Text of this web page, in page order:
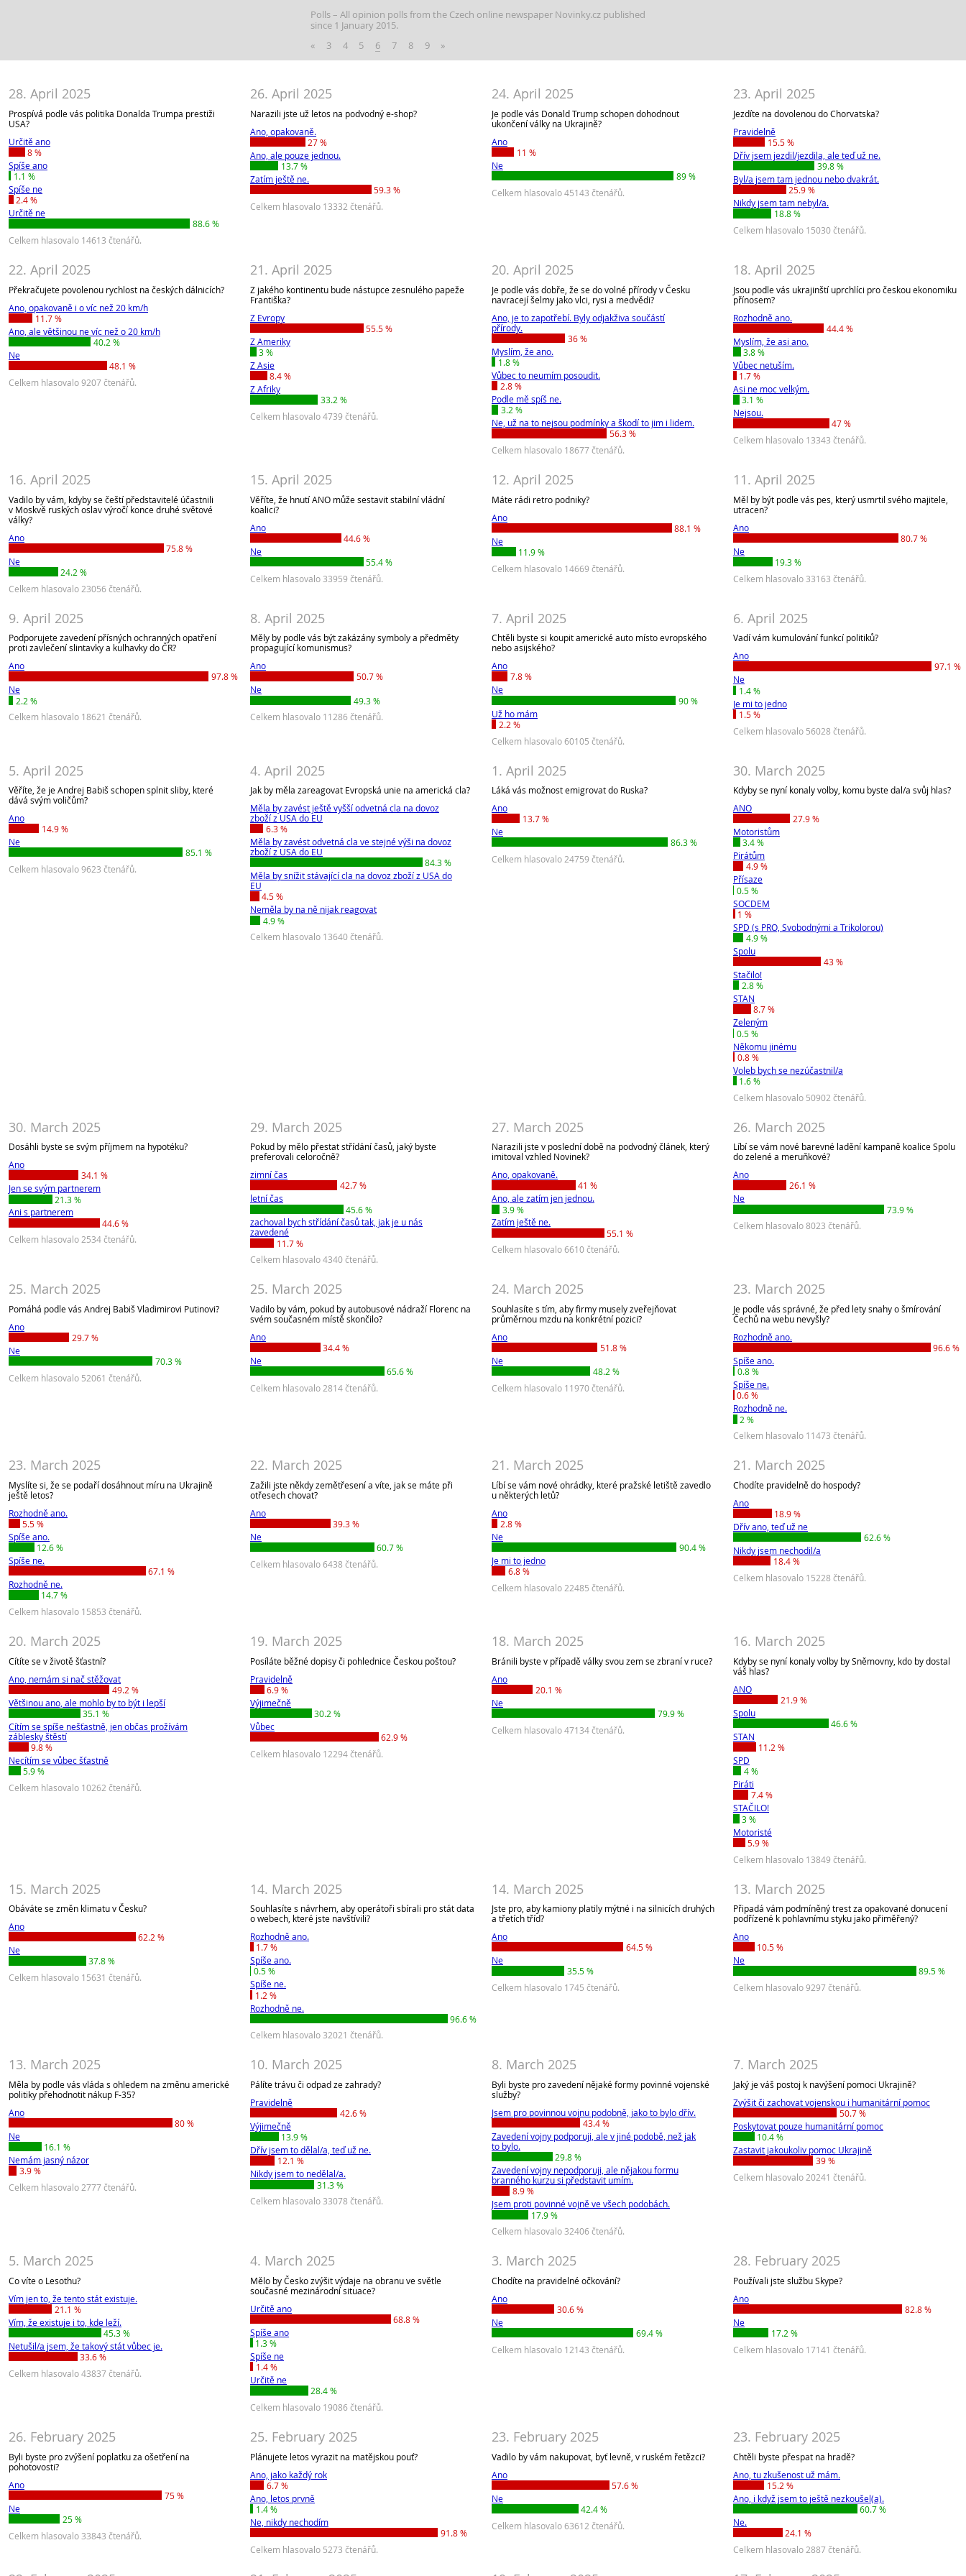
Polls
All opinion polls from the Czech online newspaper Novinky.cz published
since 1 January 2015.
«
3 4 5 6 7 8 9 »
28. April 2025
Prospívá podle vás politika Donalda Trumpa prestiži
USA?
Určitě ano
8 %
Spíše ano
1.1 %
Spíše ne
2.4 %
Určitě ne
88.6 %
Celkem hlasovalo 14613 čtenářů.
26. April 2025
Narazili jste už letos na podvodný e-shop?
Ano, opakovaně.
27 %
Ano, ale pouze jednou.
13.7 %
Zatím ještě ne.
59.3 %
Celkem hlasovalo 13332 čtenářů.
24. April 2025
Je podle vás Donald Trump schopen dohodnout
ukončení války na Ukrajině?
Ano
11 %
Ne
89 %
Celkem hlasovalo 45143 čtenářů.
23. April 2025
Jezdíte na dovolenou do Chorvatska?
Pravidelně
15.5 %
Dřív jsem jezdil/jezdila, ale teď už ne.
39.8 %
Byl/a jsem tam jednou nebo dvakrát.
25.9 %
Nikdy jsem tam nebyl/a.
18.8 %
Celkem hlasovalo 15030 čtenářů.
22. April 2025
Překračujete povolenou rychlost na českých dálnicích?
Ano, opakovaně i o víc než 20 km/h
11.7 %
Ano, ale většinou ne víc než o 20 km/h
40.2 %
Ne
48.1 %
Celkem hlasovalo 9207 čtenářů.
21. April 2025
Z jakého kontinentu bude nástupce zesnulého papeže
Františka?
Z Evropy
55.5 %
Z Ameriky
3 %
Z Asie
8.4 %
Z Afriky
33.2 %
Celkem hlasovalo 4739 čtenářů.
20. April 2025
Je podle vás dobře, že se do volné přírody v Česku
navracejí šelmy jako vlci, rysi a medvědi?
Ano, je to zapotřebí. Byly odjakživa součástí
přírody.
36 %
Myslím, že ano.
1.8 %
Vůbec to neumím posoudit.
2.8 %
Podle mě spíš ne.
3.2 %
Ne, už na to nejsou podmínky a škodí to jim i lidem.
56.3 %
Celkem hlasovalo 18677 čtenářů.
18. April 2025
Jsou podle vás ukrajinští uprchlíci pro českou ekonomiku
přínosem?
Rozhodně ano.
44.4 %
Myslím, že asi ano.
3.8 %
Vůbec netuším.
1.7 %
Asi ne moc velkým.
3.1 %
Nejsou.
47 %
Celkem hlasovalo 13343 čtenářů.
16. April 2025
Vadilo by vám, kdyby se čeští představitelé účastnili
v Moskvě ruských oslav výročí konce druhé světové
války?
Ano
75.8 %
Ne
24.2 %
Celkem hlasovalo 23056 čtenářů.
15. April 2025
Věříte, že hnutí ANO může sestavit stabilní vládní
koalici?
Ano
44.6 %
Ne
55.4 %
Celkem hlasovalo 33959 čtenářů.
12. April 2025
Máte rádi retro podniky?
Ano
88.1 %
Ne
11.9 %
Celkem hlasovalo 14669 čtenářů.
11. April 2025
Měl by být podle vás pes, který usmrtil svého majitele,
utracen?
Ano
80.7 %
Ne
19.3 %
Celkem hlasovalo 33163 čtenářů.
9. April 2025
Podporujete zavedení přísných ochranných opatření
proti zavlečení slintavky a kulhavky do ČR?
Ano
97.8 %
Ne
2.2 %
Celkem hlasovalo 18621 čtenářů.
8. April 2025
Měly by podle vás být zakázány symboly a předměty
propagující komunismus?
Ano
50.7 %
Ne
49.3 %
Celkem hlasovalo 11286 čtenářů.
7. April 2025
Chtěli byste si koupit americké auto místo evropského
nebo asijského?
Ano
7.8 %
Ne
90 %
Už ho mám
2.2 %
Celkem hlasovalo 60105 čtenářů.
6. April 2025
Vadí vám kumulování funkcí politiků?
Ano
97.1 %
Ne
1.4 %
Je mi to jedno
1.5 %
Celkem hlasovalo 56028 čtenářů.
5. April 2025
Věříte, že je Andrej Babiš schopen splnit sliby, které
dává svým voličům?
Ano
14.9 %
Ne
85.1 %
Celkem hlasovalo 9623 čtenářů.
4. April 2025
Jak by měla zareagovat Evropská unie na americká cla?
Měla by zavést ještě vyšší odvetná cla na dovoz
zboží z USA do EU
6.3 %
Měla by zavést odvetná cla ve stejné výši na dovoz
zboží z USA do EU
84.3 %
Měla by snížit stávající cla na dovoz zboží z USA do
EU
4.5 %
Neměla by na ně nijak reagovat
4.9 %
Celkem hlasovalo 13640 čtenářů.
1. April 2025
Láká vás možnost emigrovat do Ruska?
Ano
13.7 %
Ne
86.3 %
Celkem hlasovalo 24759 čtenářů.
30. March 2025
Kdyby se nyní konaly volby, komu byste dal/a svůj hlas?
ANO
27.9 %
Motoristům
3.4 %
Pirátům
4.9 %
Přísaze
0.5 %
SOCDEM
1 %
SPD (s PRO, Svobodnými a Trikolorou)
4.9 %
Spolu
43 %
Stačilo!
2.8 %
STAN
8.7 %
Zeleným
0.5 %
Někomu jinému
0.8 %
Voleb bych se nezúčastnil/a
1.6 %
Celkem hlasovalo 50902 čtenářů.
30. March 2025
Dosáhli byste se svým příjmem na hypotéku?
Ano
34.1 %
Jen se svým partnerem
21.3 %
Ani s partnerem
44.6 %
Celkem hlasovalo 2534 čtenářů.
29. March 2025
Pokud by mělo přestat střídání časů, jaký byste
preferovali celoročně?
zimní čas
42.7 %
letní čas
45.6 %
zachoval bych střídání časů tak, jak je u nás
zavedené
11.7 %
Celkem hlasovalo 4340 čtenářů.
27. March 2025
Narazili jste v poslední době na podvodný článek, který
imitoval vzhled Novinek?
Ano, opakovaně.
41 %
Ano, ale zatím jen jednou.
3.9 %
Zatím ještě ne.
55.1 %
Celkem hlasovalo 6610 čtenářů.
26. March 2025
Líbí se vám nové barevné ladění kampaně koalice Spolu
do zelené a meruňkové?
Ano
26.1 %
Ne
73.9 %
Celkem hlasovalo 8023 čtenářů.
25. March 2025
Pomáhá podle vás Andrej Babiš Vladimirovi Putinovi?
Ano
29.7 %
Ne
70.3 %
Celkem hlasovalo 52061 čtenářů.
25. March 2025
Vadilo by vám, pokud by autobusové nádraží Florenc na
svém současném místě skončilo?
Ano
34.4 %
Ne
65.6 %
Celkem hlasovalo 2814 čtenářů.
24. March 2025
Souhlasíte s tím, aby firmy musely zveřejňovat
průměrnou mzdu na konkrétní pozici?
Ano
51.8 %
Ne
48.2 %
Celkem hlasovalo 11970 čtenářů.
23. March 2025
Je podle vás správné, že před lety snahy o šmírování
Čechů na webu nevyšly?
Rozhodně ano.
96.6 %
Spíše ano.
0.8 %
Spíše ne.
0.6 %
Rozhodně ne.
2 %
Celkem hlasovalo 11473 čtenářů.
23. March 2025
Myslíte si, že se podaří dosáhnout míru na Ukrajině
ještě letos?
Rozhodně ano.
5.5 %
Spíše ano.
12.6 %
Spíše ne.
67.1 %
Rozhodně ne.
14.7 %
Celkem hlasovalo 15853 čtenářů.
22. March 2025
Zažili jste někdy zemětřesení a víte, jak se máte při
otřesech chovat?
Ano
39.3 %
Ne
60.7 %
Celkem hlasovalo 6438 čtenářů.
21. March 2025
Líbí se vám nové ohrádky, které pražské letiště zavedlo
u některých letů?
Ano
2.8 %
Ne
90.4 %
Je mi to jedno
6.8 %
Celkem hlasovalo 22485 čtenářů.
21. March 2025
Chodíte pravidelně do hospody?
Ano
18.9 %
Dřív ano, teď už ne
62.6 %
Nikdy jsem nechodil/a
18.4 %
Celkem hlasovalo 15228 čtenářů.
20. March 2025
Cítíte se v životě šťastní?
Ano, nemám si nač stěžovat
49.2 %
Většinou ano, ale mohlo by to být i lepší
35.1 %
Cítím se spíše nešťastně, jen občas prožívám
záblesky štěstí
9.8 %
Necítím se vůbec šťastně
5.9 %
Celkem hlasovalo 10262 čtenářů.
19. March 2025
Posíláte běžné dopisy či pohlednice Českou poštou?
Pravidelně
6.9 %
Výjimečně
30.2 %
Vůbec
62.9 %
Celkem hlasovalo 12294 čtenářů.
18. March 2025
Bránili byste v případě války svou zem se zbraní v ruce?
Ano
20.1 %
Ne
79.9 %
Celkem hlasovalo 47134 čtenářů.
16. March 2025
Kdyby se nyní konaly volby by Sněmovny, kdo by dostal
váš hlas?
ANO
21.9 %
Spolu
46.6 %
STAN
11.2 %
SPD
4 %
Piráti
7.4 %
STAČILO!
3 %
Motoristé
5.9 %
Celkem hlasovalo 13849 čtenářů.
15. March 2025
Obáváte se změn klimatu v Česku?
Ano
62.2 %
Ne
37.8 %
Celkem hlasovalo 15631 čtenářů.
14. March 2025
Souhlasíte s návrhem, aby operátoři sbírali pro stát data
o webech, které jste navštívili?
Rozhodně ano.
1.7 %
Spíše ano.
0.5 %
Spíše ne.
1.2 %
Rozhodně ne.
96.6 %
Celkem hlasovalo 32021 čtenářů.
14. March 2025
Jste pro, aby kamiony platily mýtné i na silnicích druhých
a třetích tříd?
Ano
64.5 %
Ne
35.5 %
Celkem hlasovalo 1745 čtenářů.
13. March 2025
Připadá vám podmíněný trest za opakované donucení
podřízené k pohlavnímu styku jako přiměřený?
Ano
10.5 %
Ne
89.5 %
Celkem hlasovalo 9297 čtenářů.
13. March 2025
Měla by podle vás vláda s ohledem na změnu americké
politiky přehodnotit nákup F-35?
Ano
80 %
Ne
16.1 %
Nemám jasný názor
3.9 %
Celkem hlasovalo 2777 čtenářů.
10. March 2025
Pálíte trávu či odpad ze zahrady?
Pravidelně
42.6 %
Výjimečně
13.9 %
Dřív jsem to dělal/a, teď už ne.
12.1 %
Nikdy jsem to nedělal/a.
31.3 %
Celkem hlasovalo 33078 čtenářů.
8. March 2025
Byli byste pro zavedení nějaké formy povinné vojenské
služby?
Jsem pro povinnou vojnu podobně, jako to bylo dřív.
43.4 %
Zavedení vojny podporuji, ale v jiné podobě, než jak
to bylo.
29.8 %
Zavedení vojny nepodporuji, ale nějakou formu
branného kurzu si představit umím.
8.9 %
Jsem proti povinné vojně ve všech podobách.
17.9 %
Celkem hlasovalo 32406 čtenářů.
7. March 2025
Jaký je váš postoj k navýšení pomoci Ukrajině?
Zvýšit či zachovat vojenskou i humanitární pomoc
50.7 %
Poskytovat pouze humanitární pomoc
10.4 %
Zastavit jakoukoliv pomoc Ukrajině
39 %
Celkem hlasovalo 20241 čtenářů.
5. March 2025
Co víte o Lesothu?
Vím jen to, že tento stát existuje.
21.1 %
Vím, že existuje i to, kde leží.
45.3 %
Netušil/a jsem, že takový stát vůbec je.
33.6 %
Celkem hlasovalo 43837 čtenářů.
4. March 2025
Mělo by Česko zvýšit výdaje na obranu ve světle
současné mezinárodní situace?
Určitě ano
68.8 %
Spíše ano
1.3 %
Spíše ne
1.4 %
Určitě ne
28.4 %
Celkem hlasovalo 19086 čtenářů.
3. March 2025
Chodíte na pravidelné očkování?
Ano
30.6 %
Ne
69.4 %
Celkem hlasovalo 12143 čtenářů.
28. February 2025
Používali jste službu Skype?
Ano
82.8 %
Ne
17.2 %
Celkem hlasovalo 17141 čtenářů.
26. February 2025
Byli byste pro zvýšení poplatku za ošetření na
pohotovosti?
Ano
75 %
Ne
25 %
Celkem hlasovalo 33843 čtenářů.
25. February 2025
Plánujete letos vyrazit na matějskou pouť?
Ano, jako každý rok
6.7 %
Ano, letos prvně
1.4 %
Ne, nikdy nechodím
91.8 %
Celkem hlasovalo 5273 čtenářů.
23. February 2025
Vadilo by vám nakupovat, byť levně, v ruském řetězci?
Ano
57.6 %
Ne
42.4 %
Celkem hlasovalo 63612 čtenářů.
23. February 2025
Chtěli byste přespat na hradě?
Ano, tu zkušenost už mám.
15.2 %
Ano, i když jsem to ještě nezkoušel(a).
60.7 %
Ne.
24.1 %
Celkem hlasovalo 2887 čtenářů.